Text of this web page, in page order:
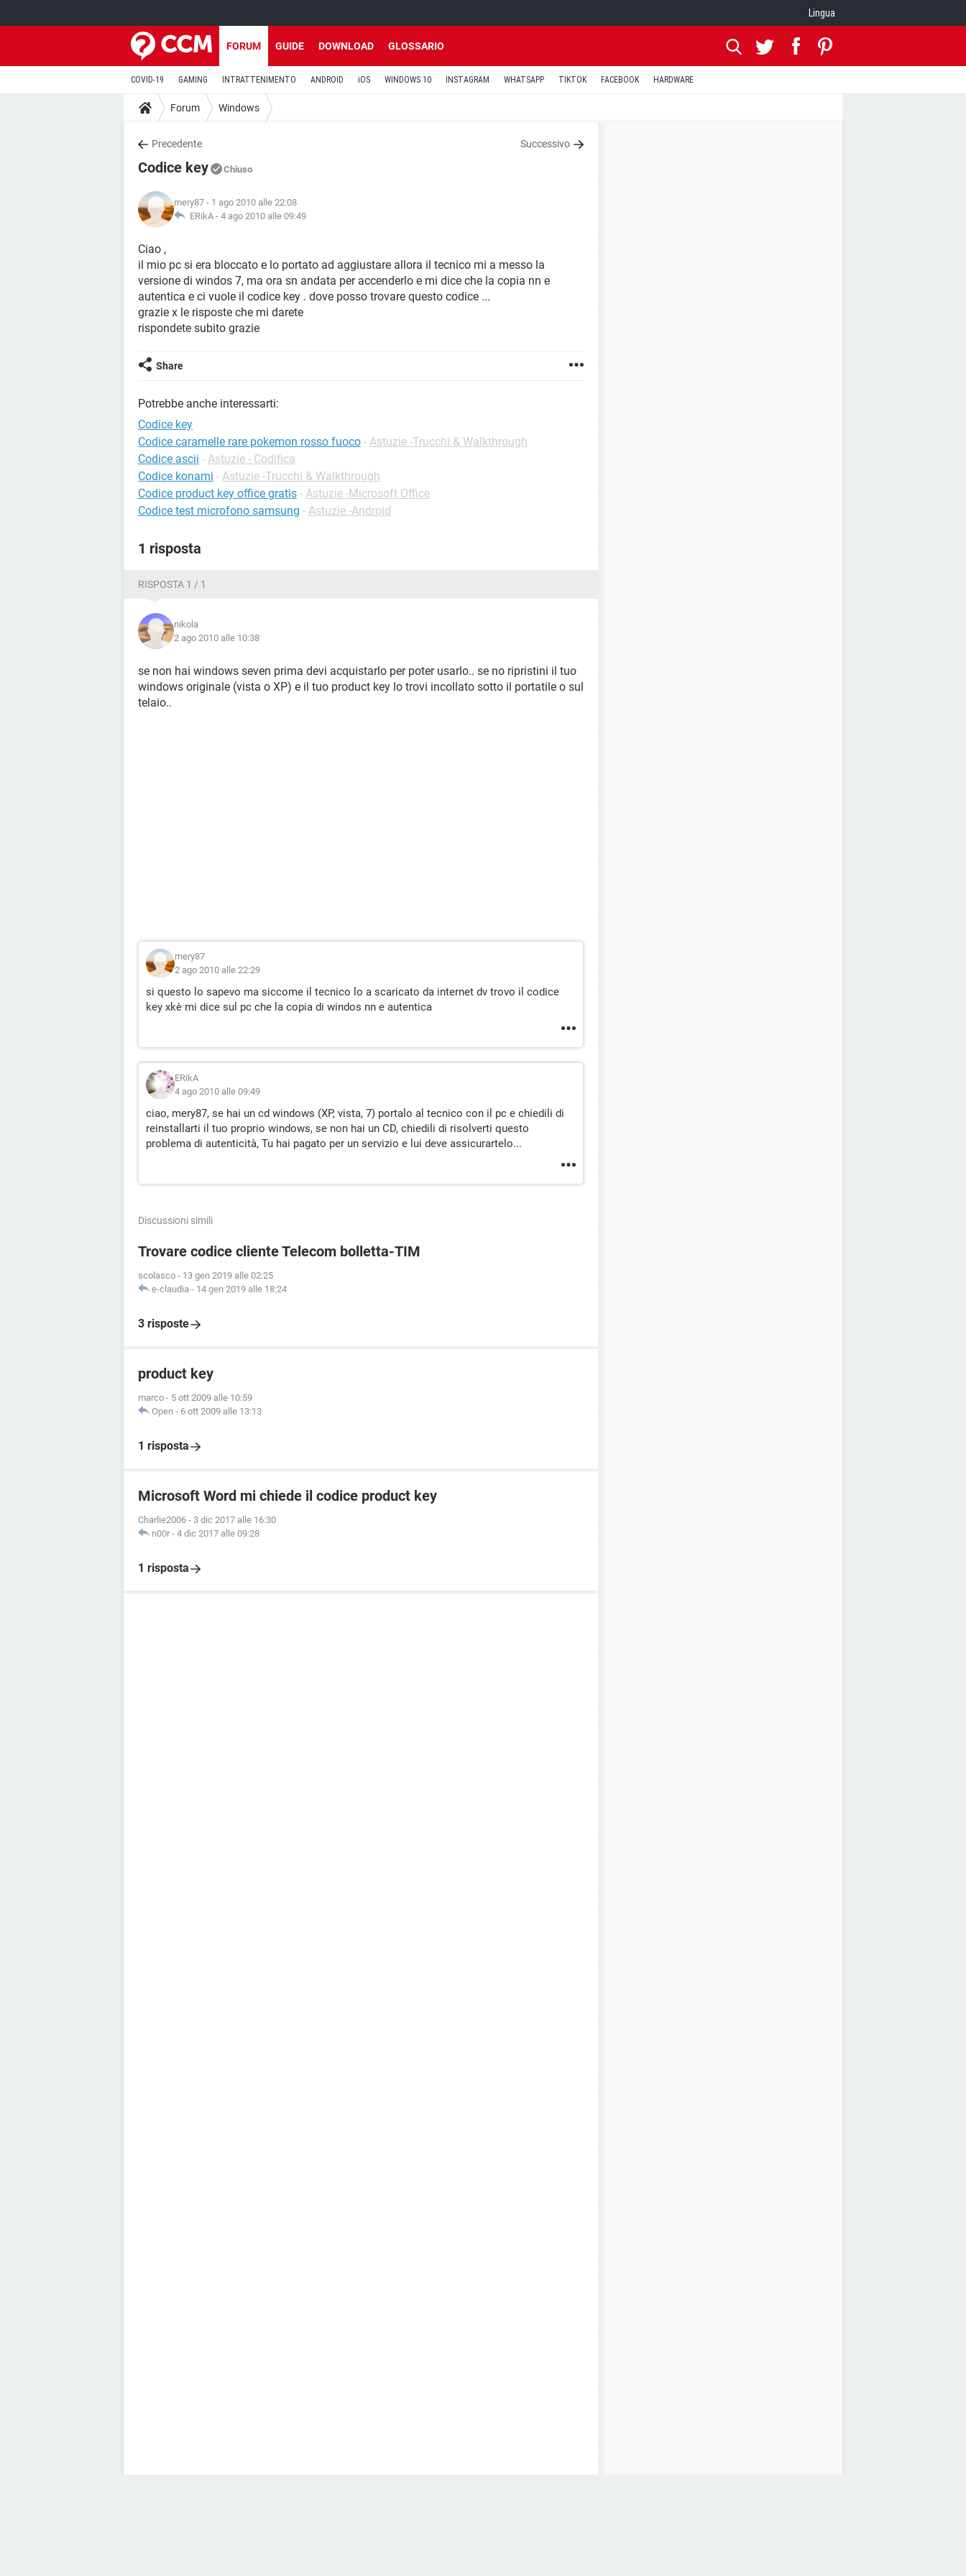
Lingua
FORUM GUIDE DOWNLOAD GLOSSARIO
COVID-19 GAMING INTRATTENIMENTO ANDROID iOS WINDOWS 10 INSTAGRAM WHATSAPP TIKTOK FACEBOOK HARDWARE
Forum Windows
Precedente Successivo
Codice key Chiuso
mery87 - 1 ago 2010 alle 22:08
ERikA - 4 ago 2010 alle 09:49
Ciao ,
il mio pc si era bloccato e lo portato ad aggiustare allora il tecnico mi a messo la
versione di windos 7, ma ora sn andata per accenderlo e mi dice che la copia nn e
autentica e ci vuole il codice key . dove posso trovare questo codice ...
grazie x le risposte che mi darete
rispondete subito grazie
Share
Potrebbe anche interessarti:
Codice key
Codice caramelle rare pokemon rosso fuoco - Astuzie -Trucchi & Walkthrough
Codice ascii - Astuzie - Codifica
Codice konami - Astuzie -Trucchi & Walkthrough
Codice product key office gratis - Astuzie -Microsoft Office
Codice test microfono samsung - Astuzie -Android
1 risposta
RISPOSTA 1 / 1
nikola
2 ago 2010 alle 10:38
se non hai windows seven prima devi acquistarlo per poter usarlo.. se no ripristini il tuo
windows originale (vista o XP) e il tuo product key lo trovi incollato sotto il portatile o sul
telaio..
mery87
2 ago 2010 alle 22:29
si questo lo sapevo ma siccome il tecnico lo a scaricato da internet dv trovo il codice
key xkè mi dice sul pc che la copia di windos nn e autentica
ERikA
4 ago 2010 alle 09:49
ciao, mery87, se hai un cd windows (XP, vista, 7) portalo al tecnico con il pc e chiedili di
reinstallarti il tuo proprio windows, se non hai un CD, chiedili di risolverti questo
problema di autenticità, Tu hai pagato per un servizio e lui deve assicurartelo...
Discussioni simili
Trovare codice cliente Telecom bolletta-TIM
scolasco - 13 gen 2019 alle 02:25
e-claudia - 14 gen 2019 alle 18:24
3 risposte
product key
marco - 5 ott 2009 alle 10:59
Open - 6 ott 2009 alle 13:13
1 risposta
Microsoft Word mi chiede il codice product key
Charlie2006 - 3 dic 2017 alle 16:30
n00r - 4 dic 2017 alle 09:28
1 risposta